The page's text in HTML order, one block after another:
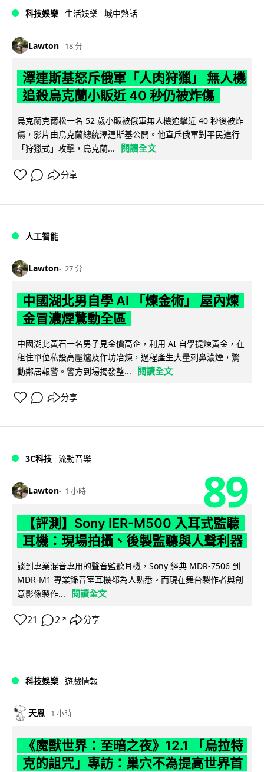
科技娛樂 生活娛樂 城中熱話
Lawton 18 分
澤連斯基怒斥俄軍「人肉狩獵」 無人機
追殺烏克蘭小販近 40 秒仍被炸傷
烏克蘭克爾松一名 52 歲小販被俄軍無人機追擊近 40 秒後被炸
傷，影片由烏克蘭總統澤連斯基公開。他直斥俄軍對平民進行
「狩獵式」攻擊，烏克蘭...
閱讀全文
分享
人工智能
Lawton 27 分
中國湖北男自學 AI 「煉金術」 屋內煉
金冒濃煙驚動全區
中國湖北黃石一名男子見金價高企，利用 AI 自學提煉黃金，在
租住單位私設高壓爐及作坊冶煉，過程產生大量刺鼻濃煙，驚
動鄰居報警。警方到場揭發整...
閱讀全文
分享
3C科技 流動音樂
Lawton 1 小時 89
【評測】Sony IER-M500 入耳式監聽
耳機：現場拍攝、後製監聽與人聲利器
談到專業混音專用的聲音監聽耳機，Sony 經典 MDR-7506 到
MDR-M1 專業錄音室耳機都為人熟悉。而現在舞台製作者與創
意影像製作...
閱讀全文
21 2 ↗ 分享
科技娛樂 遊戲情報
天恩 1 小時
《魔獸世界：至暗之夜》12.1 「烏拉特
克的詛咒」專訪：巢穴不為提高世界首